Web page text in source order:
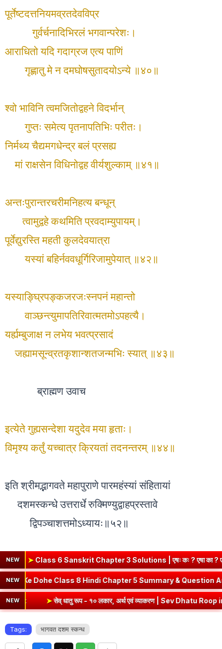
पूर्तेष्टदत्तनियमव्रतदेवविप्र
गुर्वर्चनादिभिरलं भगवान्परेशः।
आराधितो यदि गदाग्रज एत्य पाणिं
गृह्णातु मे न दमघोषसुतादयोऽन्ये ॥४०॥
श्वो भाविनि त्वमजितोद्वहने विदर्भान्
गुप्तः समेत्य पृतनापतिभिः परीतः।
निर्मथ्य चैद्यमगधेन्द्र बलं प्रसह्य
मां राक्षसेन विधिनोद्वह वीर्यशुल्काम् ॥४१॥
अन्तःपुरान्तरचरीमनिहत्य बन्धून्
त्वामुद्वहे कथमिति प्रवदाम्युपायम्।
पूर्वेद्युरस्ति महती कुलदेवयात्रा
यस्यां बहिर्नववधूर्गिरिजामुपेयात् ॥४२॥
यस्याङ्घ्रिपङ्कजरजःस्नपनं महान्तो
वाञ्छन्त्युमापतिरिवात्मतमोऽपहत्यै।
यर्ह्यम्बुजाक्ष न लभेय भवत्प्रसादं
जह्यामसून्व्रतकृशान्शतजन्मभिः स्यात् ॥४३॥
ब्राह्मण उवाच
इत्येते गुह्यसन्देशा यदुदेव मया हृताः।
विमृश्य कर्तुं यच्चात्र क्रियतां तदनन्तरम् ॥४४॥
इति श्रीमद्भागवते महापुराणे पारमहंस्यां संहितायां
दशमस्कन्धे उत्तरार्धे रुक्मिण्युद्वाहप्रस्तावे
द्विपञ्चाशत्तमोऽध्यायः॥५२॥
NEW
Sanskrit Chapter 3 Solutions | एषः कः ? एषा का ? एतत् किम् ?
NEW ➤Kabir Ke Dohe Class 8 Hindi Chapter 5 Summary
NEW
➤सेव् धातु रूप - १० लकार, अर्थ एवं व्याकरण | Sev Dhatu Roop in Sanskrit
Tags: भागवत दशम स्कन्ध